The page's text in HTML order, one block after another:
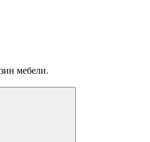
мебели.